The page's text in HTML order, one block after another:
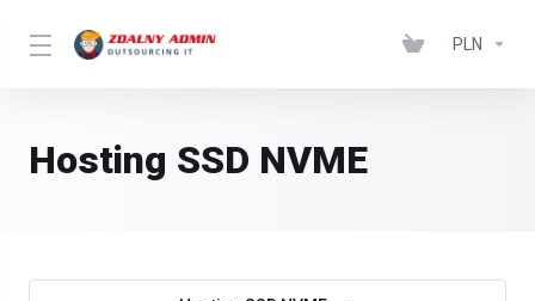
PLN
Hosting SSD NVME